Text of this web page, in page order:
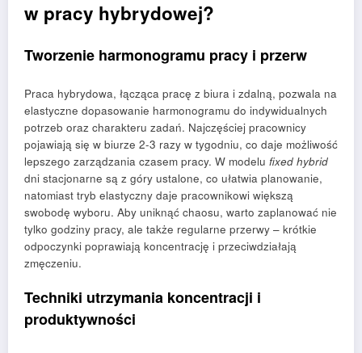
w pracy hybrydowej?
Tworzenie harmonogramu pracy i przerw
Praca hybrydowa, łącząca pracę z biura i zdalną, pozwala na
elastyczne dopasowanie harmonogramu do indywidualnych
potrzeb oraz charakteru zadań. Najczęściej pracownicy
pojawiają się w biurze 2-3 razy w tygodniu, co daje możliwość
lepszego zarządzania czasem pracy. W modelu fixed hybrid
dni stacjonarne są z góry ustalone, co ułatwia planowanie,
natomiast tryb elastyczny daje pracownikowi większą
swobodę wyboru. Aby uniknąć chaosu, warto zaplanować nie
tylko godziny pracy, ale także regularne przerwy – krótkie
odpoczynki poprawiają koncentrację i przeciwdziałają
zmęczeniu.
Techniki utrzymania koncentracji i
produktywności